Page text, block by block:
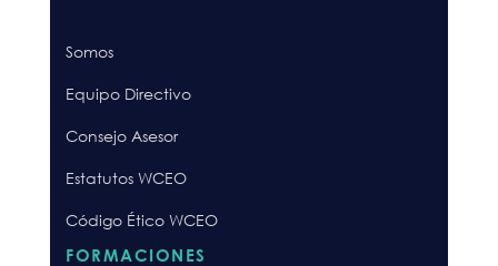
Somos
Equipo Directivo
Consejo Asesor
Estatutos WCEO
Código Ético WCEO
FORMACIONES